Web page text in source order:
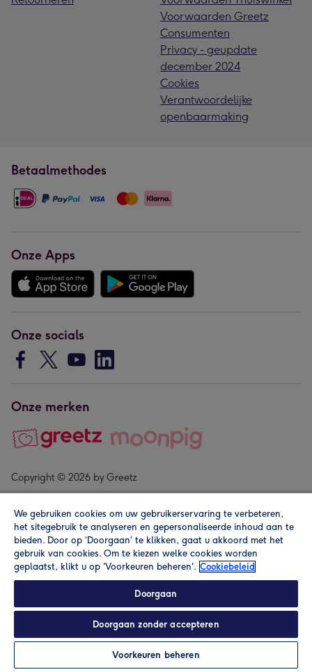
In winkelmand Personaliseren
Voorwaarden Greetz
Consumenten
Privacy - geupdate
december 2024
Cookies
Verantwoordelijke
openbaarmaking
Betaalmethodes
Onze Apps
Onze socials
Onze merken
Copyright © 2026 by Greetz
Alle prijzen zijn inclusief btw en andere heffingen. Lees de
We gebruiken cookies om uw gebruikerservaring te verbeteren,
het sitegebruik te analyseren en gepersonaliseerde inhoud aan te
bieden. Door op ‘Doorgaan’ te klikken, gaat u akkoord met het
gebruik van cookies. Om te kiezen welke cookies worden
geplaatst, klikt u op 'Voorkeuren beheren'. Cookiebeleid
Doorgaan
Doorgaan zonder accepteren
Voorkeuren beheren